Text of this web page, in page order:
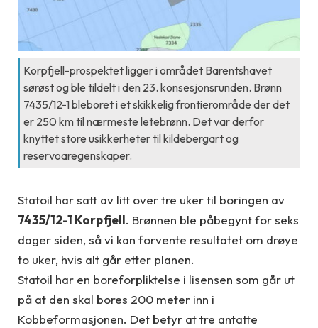
Korpfjell-prospektet ligger i området Barentshavet
sørøst og ble tildelt i den 23. konsesjonsrunden. Brønn
7435/12-1 bleboret i et skikkelig frontierområde der det
er 250 km til nærmeste letebrønn. Det var derfor
knyttet store usikkerheter til kildebergart og
reservoaregenskaper.
Statoil har satt av litt over tre uker til boringen av
7435/12-1 Korpfjell. Brønnen ble påbegynt for seks
dager siden, så vi kan forvente resultatet om drøye
to uker, hvis alt går etter planen.
Statoil har en boreforpliktelse i lisensen som går ut
på at den skal bores 200 meter inn i
Kobbeformasjonen. Det betyr at tre antatte